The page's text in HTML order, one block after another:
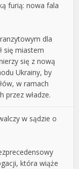
furią: nowa fala
dla
się miastem
się z nową
Ukrainy, by
w ramach
przez władze.
w sądzie o
która wiąże